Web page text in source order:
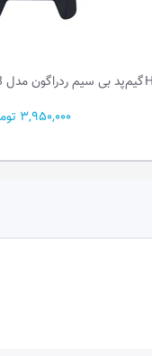
گیم‌پد بی سیم ردراگون مدل HARROW G808
3,950,000 تومان